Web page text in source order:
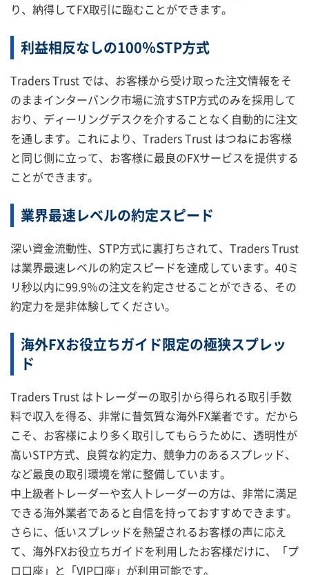
り、納得してFX取引に臨むことができます。
利益相反なしの100％STP方式
Traders Trust では、お客様から受け取った注文情報をそ
のままインターバンク市場に流すSTP方式のみを採用して
おり、ディーリングデスクを介することなく自動的に注文
を通します。これにより、Traders Trust はつねにお客様
と同じ側に立って、お客様に最良のFXサービスを提供する
ことができます。
業界最速レベルの約定スピード
深い資金流動性、STP方式に裏打ちされて、Traders Trust
は業界最速レベルの約定スピードを達成しています。40ミ
リ秒以内に99.9％の注文を約定させることができる、その
約定力を是非体験してください。
海外FXお役立ちガイド限定の極狭スプレッ
ド
Traders Trust はトレーダーの取引から得られる取引手数
料で収入を得る、非常に昔気質な海外FX業者です。だから
こそ、お客様により多く取引してもらうために、透明性が
高いSTP方式、良質な約定力、競争力のあるスプレッド、
など最良の取引環境を常に整備しています。
中上級者トレーダーや玄人トレーダーの方は、非常に満足
できる海外業者であると自信を持っておすすめできます。
さらに、低いスプレッドを熱望されるお客様の声に応え
て、海外FXお役立ちガイドを利用したお客様だけに、「プ
ロ口座」と「VIP口座」が利用可能です。